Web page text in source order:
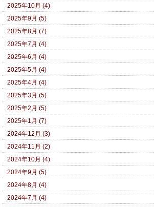
2025年10月 (4)
2025年9月 (5)
2025年8月 (7)
2025年7月 (4)
2025年6月 (4)
2025年5月 (4)
2025年4月 (4)
2025年3月 (5)
2025年2月 (5)
2025年1月 (7)
2024年12月 (3)
2024年11月 (2)
2024年10月 (4)
2024年9月 (5)
2024年8月 (4)
2024年7月 (4)